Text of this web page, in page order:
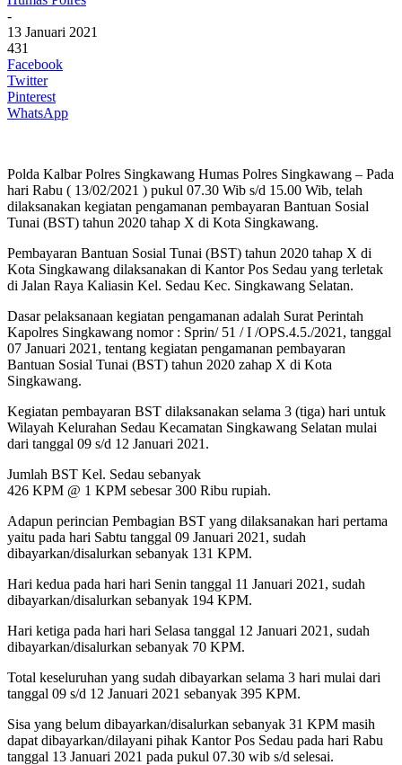
-
13 Januari 2021
431
Facebook
Twitter
Pinterest
WhatsApp
Polda Kalbar Polres Singkawang Humas Polres Singkawang – Pada
hari Rabu ( 13/02/2021 ) pukul 07.30 Wib s/d 15.00 Wib, telah
dilaksanakan kegiatan pengamanan pembayaran Bantuan Sosial
Tunai (BST) tahun 2020 tahap X di Kota Singkawang.
Pembayaran Bantuan Sosial Tunai (BST) tahun 2020 tahap X di
Kota Singkawang dilaksanakan di Kantor Pos Sedau yang terletak
di Jalan Raya Kaliasin Kel. Sedau Kec. Singkawang Selatan.
Dasar pelaksanaan kegiatan pengamanan adalah Surat Perintah
Kapolres Singkawang nomor : Sprin/ 51 / I /OPS.4.5./2021, tanggal
07 Januari 2021, tentang kegiatan pengamanan pembayaran
Bantuan Sosial Tunai (BST) tahun 2020 zahap X di Kota
Singkawang.
Kegiatan pembayaran BST dilaksanakan selama 3 (tiga) hari untuk
Wilayah Kelurahan Sedau Kecamatan Singkawang Selatan mulai
dari tanggal 09 s/d 12 Januari 2021.
Jumlah BST Kel. Sedau sebanyak
426 KPM @ 1 KPM sebesar 300 Ribu rupiah.
Adapun perincian Pembagian BST yang dilaksanakan hari pertama
yaitu pada hari Sabtu tanggal 09 Januari 2021, sudah
dibayarkan/disalurkan sebanyak 131 KPM.
Hari kedua pada hari hari Senin tanggal 11 Januari 2021, sudah
dibayarkan/disalurkan sebanyak 194 KPM.
Hari ketiga pada hari hari Selasa tanggal 12 Januari 2021, sudah
dibayarkan/disalurkan sebanyak 70 KPM.
Total keseluruhan yang sudah dibayarkan selama 3 hari mulai dari
tanggal 09 s/d 12 Januari 2021 sebanyak 395 KPM.
Sisa yang belum dibayarkan/disalurkan sebanyak 31 KPM masih
dapat dibayarkan/dilayani pihak Kantor Pos Sedau pada hari Rabu
tanggal 13 Januari 2021 pada pukul 07.30 wib s/d selesai.